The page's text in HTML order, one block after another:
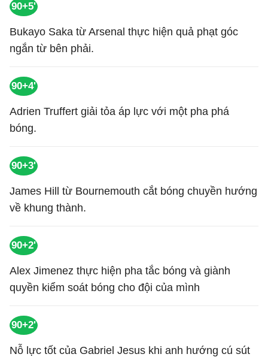
90+5'
Bukayo Saka từ Arsenal thực hiện quả phạt góc
ngắn từ bên phải.
90+4'
Adrien Truffert giải tỏa áp lực với một pha phá
bóng.
90+3'
James Hill từ Bournemouth cắt bóng chuyền hướng
về khung thành.
90+2'
Alex Jimenez thực hiện pha tắc bóng và giành
quyền kiểm soát bóng cho đội của mình
90+2'
Nỗ lực tốt của Gabriel Jesus khi anh hướng cú sút